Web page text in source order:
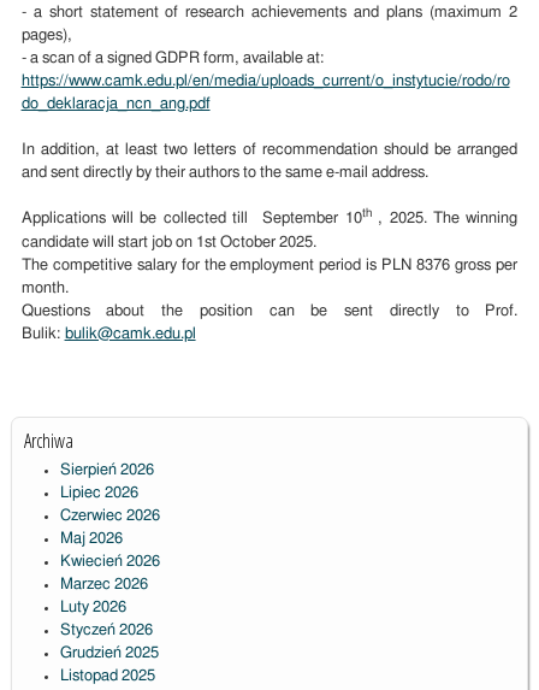
- a short statement of research achievements and plans (maximum 2
pages),
- a scan of a signed GDPR form, available at:
https://www.camk.edu.pl/en/media/uploads_current/o_instytucie/rodo/ro
do_deklaracja_ncn_ang.pdf
In addition, at least two letters of recommendation should be arranged
and sent directly by their authors to the same e-mail address.
Applications will be collected till September 10th, 2025. The winning
candidate will start job on 1st October 2025.
The competitive salary for the employment period is PLN 8376 gross per
month.
Questions about the position can be sent directly to Prof.
Bulik: bulik@camk.edu.pl
Archiwa
Sierpień 2026
Lipiec 2026
Czerwiec 2026
Maj 2026
Kwiecień 2026
Marzec 2026
Luty 2026
Styczeń 2026
Grudzień 2025
Listopad 2025